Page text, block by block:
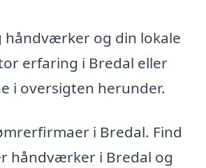
håndværker og din lokale
erfaring i Bredal eller
i oversigten herunder.
i Bredal. Find
håndværker i Bredal og